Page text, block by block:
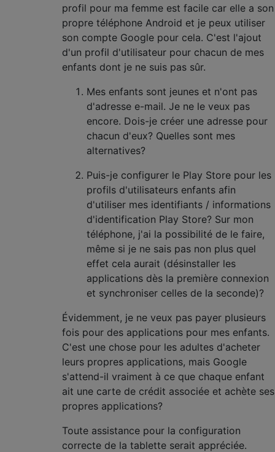
profil pour ma femme est facile car elle a son
propre téléphone Android et je peux utiliser
son compte Google pour cela. C'est l'ajout
d'un profil d'utilisateur pour chacun de mes
enfants dont je ne suis pas sûr.
Mes enfants sont jeunes et n'ont pas
d'adresse e-mail. Je ne le veux pas
encore. Dois-je créer une adresse pour
chacun d'eux? Quelles sont mes
alternatives?
Puis-je configurer le Play Store pour les
profils d'utilisateurs enfants afin
d'utiliser mes identifiants / informations
d'identification Play Store? Sur mon
téléphone, j'ai la possibilité de le faire,
même si je ne sais pas non plus quel
effet cela aurait (désinstaller les
applications dès la première connexion
et synchroniser celles de la seconde)?
Évidemment, je ne veux pas payer plusieurs
fois pour des applications pour mes enfants.
C'est une chose pour les adultes d'acheter
leurs propres applications, mais Google
s'attend-il vraiment à ce que chaque enfant
ait une carte de crédit associée et achète ses
propres applications?
Toute assistance pour la configuration
correcte de la tablette serait appréciée.